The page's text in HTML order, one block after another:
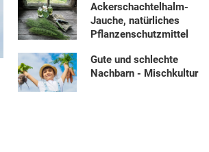
Ackerschachtelhalm-
Jauche, natürliches
Pflanzenschutzmittel
Gute und schlechte
Nachbarn - Mischkultur